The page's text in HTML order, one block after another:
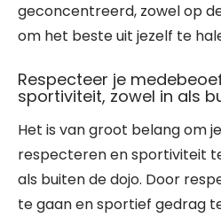
geconcentreerd, zowel op
om het beste uit jezelf te
Respecteer je
sportiviteit, zowel in als
Het is van groot belang om
respecteren en sportiviteit
als buiten de dojo. Door
te gaan en sportief gedrag